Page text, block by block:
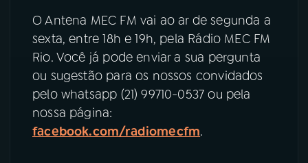
ACOMPANHE A RÁDIO MEC
Instagram X
TikTok
O Antena MEC FM vai ao ar de segunda a
sexta, entre 18h e 19h, pela Rádio MEC FM
Rio. Você já pode enviar a sua pergunta
ou sugestão para os nossos convidados
pelo whatsapp (21) 99710-0537 ou pela
nossa página:
facebook.com/radiomecfm.